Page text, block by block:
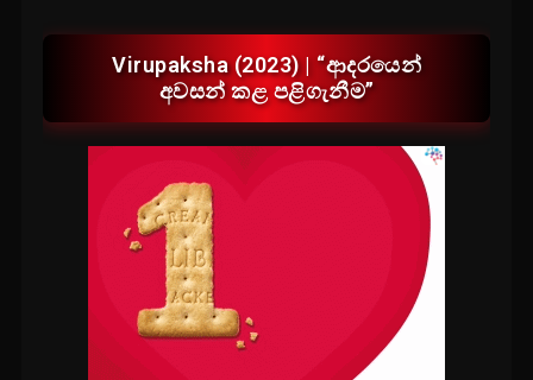
Virupaksha (2023) | “ආදරයෙන්
අවසන් කළ පළිගැනීම”